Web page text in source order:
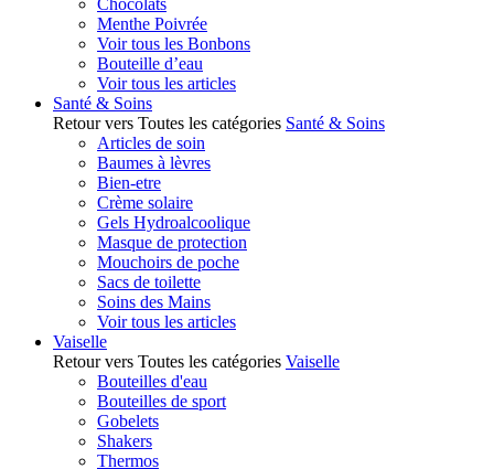
Chocolats
Menthe Poivrée
Voir tous les Bonbons
Bouteille d’eau
Voir tous les articles
Santé & Soins
Retour vers Toutes les catégories Santé & Soins
Articles de soin
Baumes à lèvres
Bien-etre
Crème solaire
Gels Hydroalcoolique
Masque de protection
Mouchoirs de poche
Sacs de toilette
Soins des Mains
Voir tous les articles
Vaiselle
Retour vers Toutes les catégories Vaiselle
Bouteilles d'eau
Bouteilles de sport
Gobelets
Shakers
Thermos